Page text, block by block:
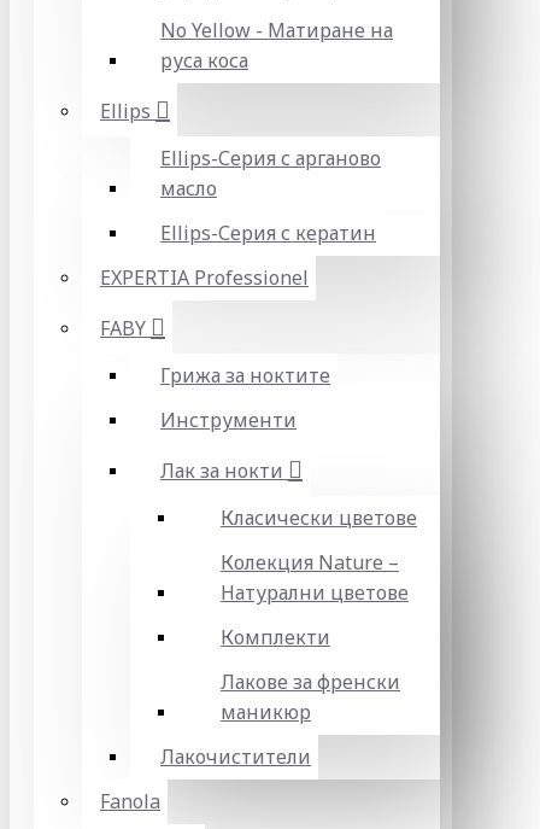
No Yellow - Матиране на
руса коса
Ellips
Ellips-Серия с арганово
масло
Ellips-Серия с кератин
EXPERTIA Professionel
FABY
Грижа за ноктите
Инструменти
Лак за нокти
Класически цветове
Колекция Nature –
Натурални цветове
Комплекти
Лакове за френски
маникюр
Лакочистители
Fanola